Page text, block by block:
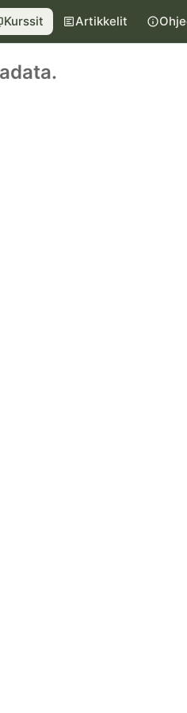
Kurssit Artikkelit